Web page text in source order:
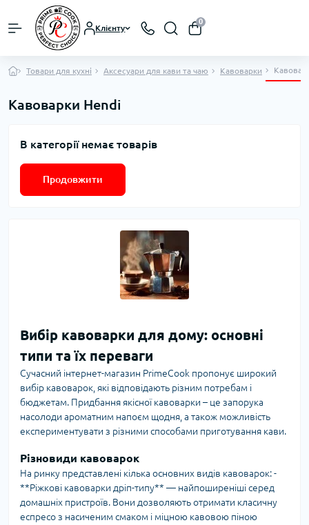
Клієнту
0
Товари для кухні Аксесуари для кави та чаю Кавоварки
Кавоварки Hendi
В категорії немає товарів
Продовжити
Вибір кавоварки для дому: основні
типи та їх переваги
Сучасний інтернет-магазин PrimeCook пропонує широкий
вибір кавоварок, які відповідають різним потребам і
бюджетам. Придбання якісної кавоварки – це запорука
насолоди ароматним напоєм щодня, а також можливість
експериментувати з різними способами приготування кави.
Різновиди кавоварок
На ринку представлені кілька основних видів кавоварок: -
**Ріжкові кавоварки дріп-типу** — найпоширеніші серед
домашніх пристроїв. Вони дозволяють отримати класичну
еспресо з насиченим смаком і міцною кавовою піною